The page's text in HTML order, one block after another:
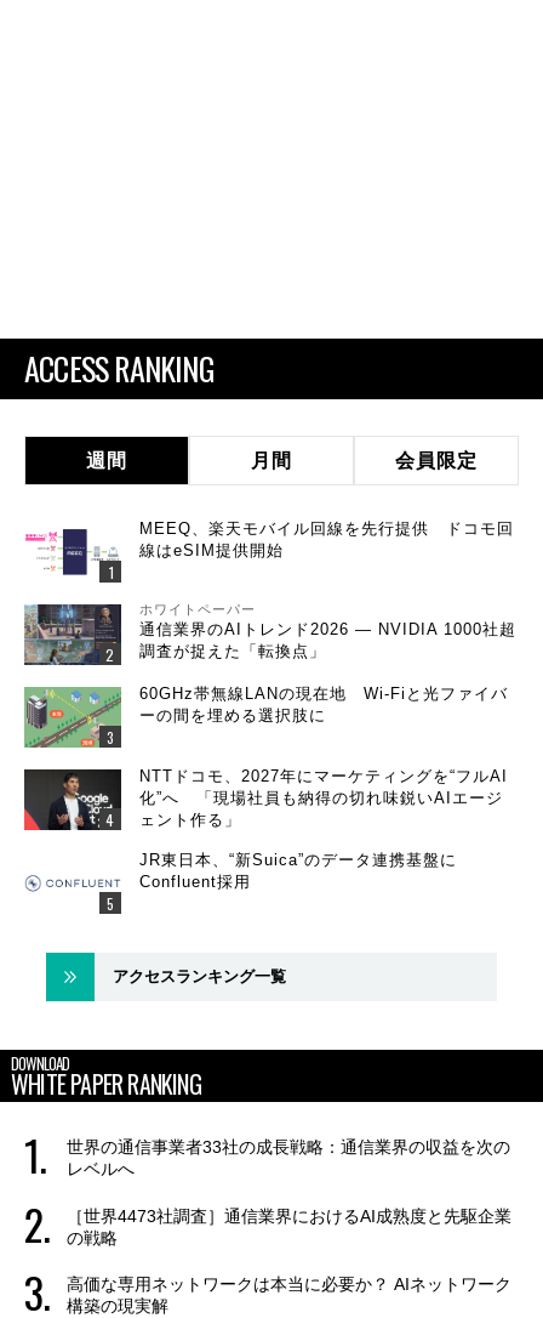
ACCESS RANKING
週間 月間 会員限定
MEEQ、楽天モバイル回線を先行提供 ドコモ回
線はeSIM提供開始
ホワイトペーパー
通信業界のAIトレンド2026 ― NVIDIA 1000社超
調査が捉えた「転換点」
60GHz帯無線LANの現在地 Wi-Fiと光ファイバ
ーの間を埋める選択肢に
NTTドコモ、2027年にマーケティングを“フルAI
化”へ 「現場社員も納得の切れ味鋭いAIエージ
ェント作る」
JR東日本、“新Suica”のデータ連携基盤に
Confluent採用
アクセスランキング一覧
DOWNLOAD
WHITE PAPER RANKING
世界の通信事業者33社の成長戦略：通信業界の収益を次の
レベルへ
［世界4473社調査］通信業界におけるAI成熟度と先駆企業
の戦略
高価な専用ネットワークは本当に必要か？ AIネットワーク
構築の現実解